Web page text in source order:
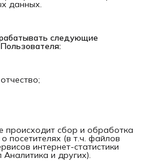
данных.
следующие
сбор и обработка
посетителях (в т.ч. файлов
интернет-статистики
Аналитика и других).